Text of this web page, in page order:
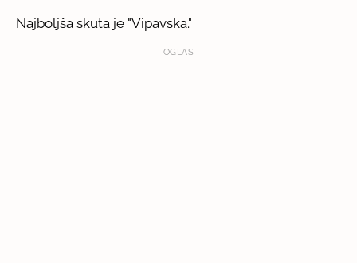
Najboljša skuta je "Vipavska."
OGLAS